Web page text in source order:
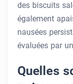
des biscuits
également
nausées
évaluées par
Quelles